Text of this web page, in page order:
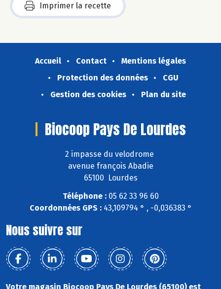
Imprimer la recette
Accueil Contact
Mentions légales
Protection des données
CGU
Gestion des cookies
Plan du site
Biocoop Pays De Lourdes
2 impasse du velodrome
avenue françois Abadie
65100 Lourdes
Téléphone :05 62 33 96 60
Coordonnées GPS :43,109794 ° , -0,036383 °
Nous suivre sur
Votre magasin Biocoop Pays De Lourdes (65100) est